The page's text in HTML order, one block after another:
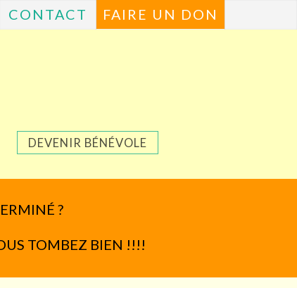
CONTACT FAIRE UN DON
DEVENIR BÉNÉVOLE
?
TOMBEZ BIEN !!!!